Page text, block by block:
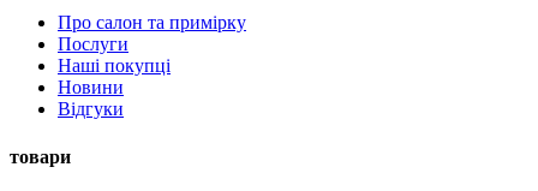
Про салон та примірку
Послуги
Наші покупці
Новини
Відгуки
товари